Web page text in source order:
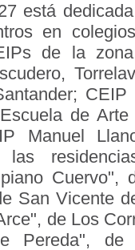
está
en
de la
de Arte
Manuel
las
Cuervo",
San Vicente
de Los
Pereda", de